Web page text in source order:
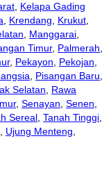
, Kelapa Gading
, Krendang, Krukut,
, Manggarai,
Timur, Palmerah,
, Pekayon, Pekojan,
, Pisangan Baru,
Selatan, Rawa
, Senayan, Senen,
Sereal, Tanah Tinggi,
, Ujung Menteng,